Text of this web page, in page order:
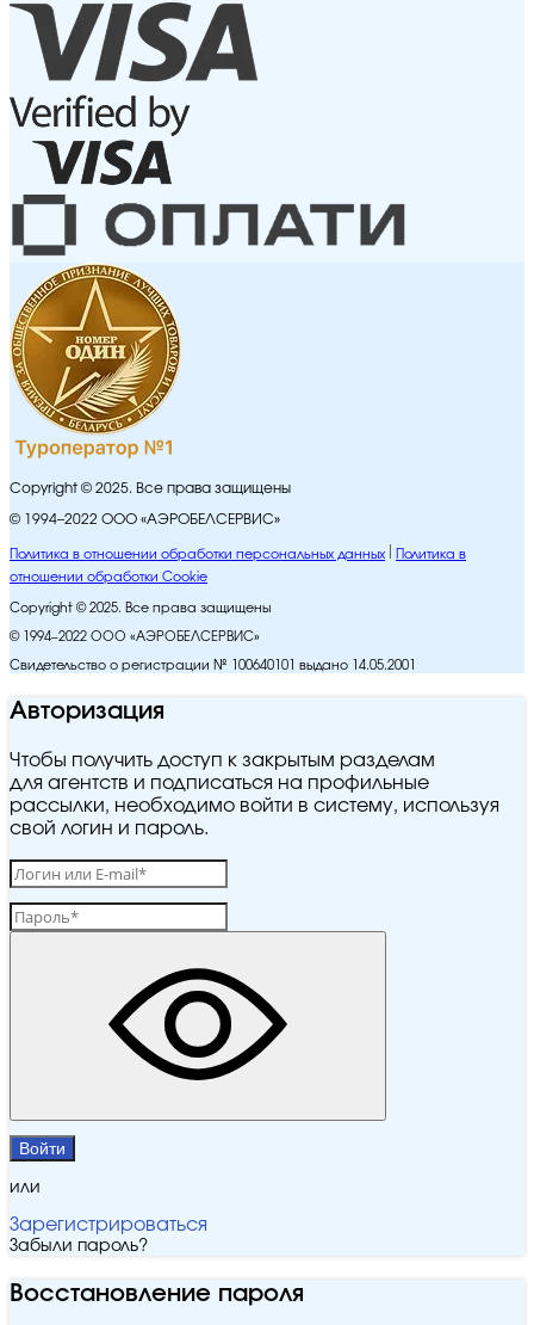
Copyright © 2025. Все права защищены
© 1994–2022 ООО «АЭРОБЕЛСЕРВИС»
Политика в отношении обработки персональных данных
Политика в
отношении обработки Cookie
Copyright © 2025. Все права защищены
© 1994–2022 ООО «АЭРОБЕЛСЕРВИС»
Свидетельство о регистрации № 100640101 выдано 14.05.2001
Авторизация
Чтобы получить доступ к закрытым разделам
для агентств и подписаться на профильные
рассылки, необходимо войти в систему, используя
свой логин и пароль.
Войти
или
Зарегистрироваться
Забыли пароль?
Восстановление пароля